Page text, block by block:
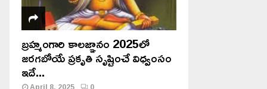
బ్రహ్మంగారి కాలజ్ఞానం 2025లో
జరగబోయే ప్రకృతి సృష్టించే విధ్వంసం
ఇదే...